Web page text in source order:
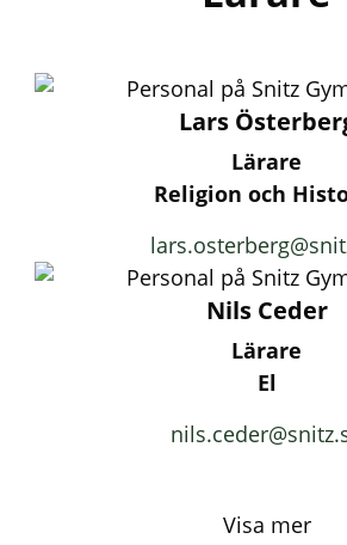
Lars
Lärare
Religion och
Nils Ceder
Lärare
El
Visa mer